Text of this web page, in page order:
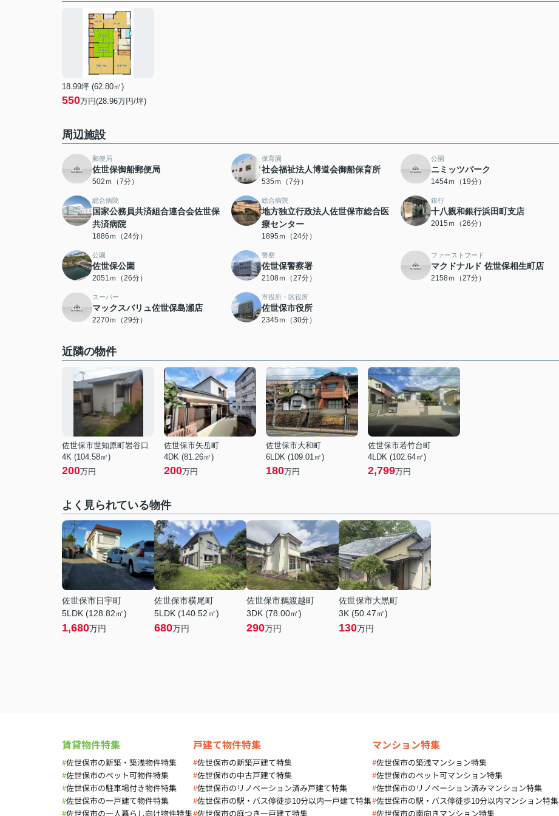
18.99坪 (62.80㎡)
550万円(28.96万円/坪)
周辺施設
郵便局
佐世保御船郵便局
502ｍ（7分）
保育園
社会福祉法人博道会御船保育所
535ｍ（7分）
公園
ニミッツパーク
1454ｍ（19分）
総合病院
国家公務員共済組合連合会佐世保
共済病院
1886ｍ（24分）
総合病院
地方独立行政法人佐世保市総合医
療センター
1895ｍ（24分）
銀行
十八親和銀行浜田町支店
2015ｍ（26分）
公園
佐世保公園
2051ｍ（26分）
警察
佐世保警察署
2108ｍ（27分）
ファーストフード
マクドナルド 佐世保相生町店
2158ｍ（27分）
スーパー
マックスバリュ佐世保島瀬店
2270ｍ（29分）
市役所・区役所
佐世保市役所
2345ｍ（30分）
近隣の物件
佐世保市世知原町岩谷口
4K (104.58㎡)
200万円
佐世保市矢岳町
4DK (81.26㎡)
200万円
佐世保市大和町
6LDK (109.01㎡)
180万円
佐世保市若竹台町
4LDK (102.64㎡)
2,799万円
よく見られている物件
佐世保市日宇町
5LDK (128.82㎡)
1,680万円
佐世保市横尾町
5LDK (140.52㎡)
680万円
佐世保市鵜渡越町
3DK (78.00㎡)
290万円
佐世保市大黒町
3K (50.47㎡)
130万円
賃貸物件特集
#佐世保市の新築・築浅物件特集
#佐世保市のペット可物件特集
#佐世保市の駐車場付き物件特集
#佐世保市の一戸建て物件特集
#佐世保市の一人暮らし向け物件特集
戸建て物件特集
#佐世保市の新築戸建て特集
#佐世保市の中古戸建て特集
#佐世保市のリノベーション済み戸建て特集
#佐世保市の駅・バス停徒歩10分以内一戸建て特集
#佐世保市の庭つき一戸建て特集
マンション特集
#佐世保市の築浅マンション特集
#佐世保市のペット可マンション特集
#佐世保市のリノベーション済みマンション特集
#佐世保市の駅・バス停徒歩10分以内マンション特集
#佐世保市の南向きマンション特集